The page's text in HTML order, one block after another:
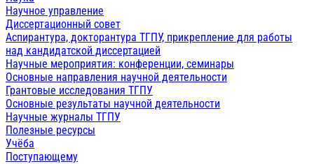
Научное управление
Диссертационный совет
Аспирантура, докторантура ТГПУ, прикрепление для работы
над кандидатской диссертацией
Научные мероприятия: конференции, семинары
Основные направления научной деятельности
Грантовые исследования ТГПУ
Основные результаты научной деятельности
Научные журналы ТГПУ
Полезные ресурсы
Учёба
Поступающему